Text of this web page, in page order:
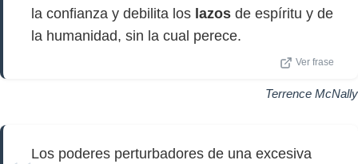
la confianza y debilita los lazos de espíritu y de
la humanidad, sin la cual perece.
Ver frase
Terrence McNally
Los poderes perturbadores de una excesiva